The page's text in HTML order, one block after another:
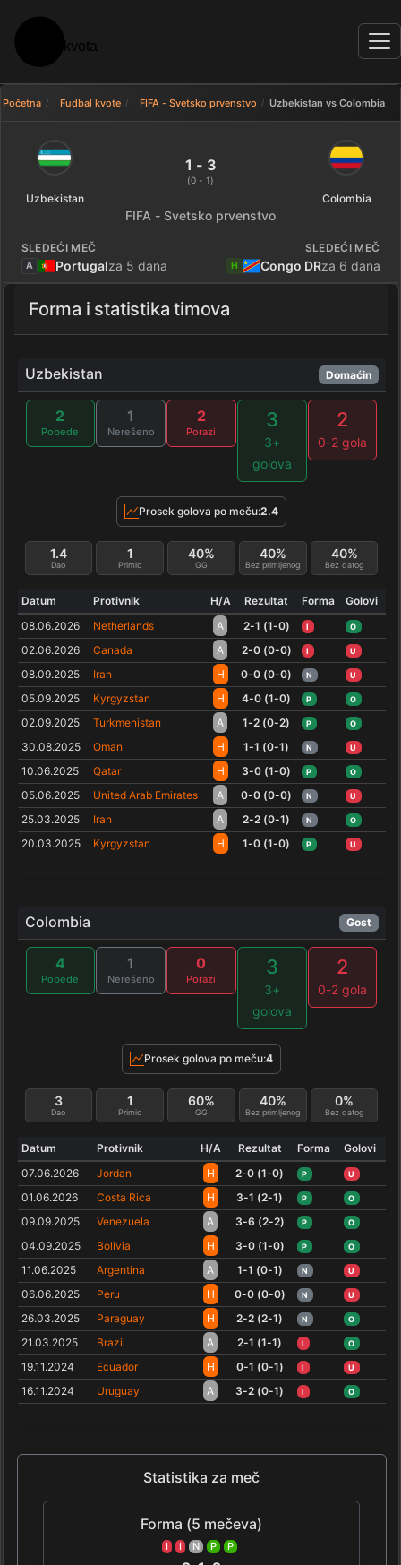
Početna Fudbal kvote FIFA - Svetsko prvenstvo Uzbekistan vs Colombia
Uzbekistan 1 - 3 Colombia —
Uzbekistan
1 - 3
(0 - 1)
Colombia
FIFA - Svetsko prvenstvo
SLEDEĆI MEČ
A Portugalza 5 dana
SLEDEĆI MEČ
H Congo DRza 6 dana
Forma i statistika timova
Uzbekistan Domaćin
2
Pobede
1
Nerešeno
2
Porazi
3
3+
golova
2
0-2 gola
Prosek golova po meču:2.4
Dao
1.4
Primio
1
GG
40%
Bez primljenog
40%
Bez datog
40%
Datum Protivnik H/A Rezultat Forma
Golovi
08.06.2026
Netherlands A 2-1 (1-0) I O
02.06.2026 Canada A 2-0 (0-0) I U
08.09.2025 Iran H 0-0 (0-0) N U
05.09.2025 Kyrgyzstan H 4-0 (1-0) P O
02.09.2025 Turkmenistan A 1-2 (0-2) P O
30.08.2025 Oman H 1-1 (0-1) N U
10.06.2025 Qatar H 3-0 (1-0) P O
05.06.2025 United Arab Emirates A 0-0 (0-0) N U
25.03.2025 Iran A 2-2 (0-1) N O
20.03.2025 Kyrgyzstan H 1-0 (1-0) P U
Colombia Gost
4
Pobede
1
Nerešeno
0
Porazi
3
3+
golova
2
0-2 gola
Prosek golova po meču:4
Dao
3
Primio
1
GG
60%
Bez primljenog
40%
Bez datog
0%
Datum Protivnik H/A Rezultat Forma
Golovi
07.06.2026
Jordan H 2-0 (1-0) P U
01.06.2026 Costa Rica H 3-1 (2-1) P O
09.09.2025 Venezuela A 3-6 (2-2) P O
04.09.2025 Bolivia H 3-0 (1-0) P O
11.06.2025 Argentina A 1-1 (0-1) N U
06.06.2025 Peru H 0-0 (0-0) N U
26.03.2025 Paraguay H 2-2 (2-1) N O
21.03.2025 Brazil A 2-1 (1-1) I O
19.11.2024 Ecuador H 0-1 (0-1) I U
16.11.2024 Uruguay A 3-2 (0-1) I O
Statistika za meč
Forma (5 mečeva)
I I N P P